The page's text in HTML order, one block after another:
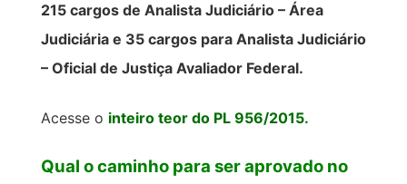
215 cargos de Analista Judiciário – Área
Judiciária e 35 cargos para Analista Judiciário
– Oficial de Justiça Avaliador Federal.
Acesse o inteiro teor do PL 956/2015.
Qual o caminho para ser aprovado no